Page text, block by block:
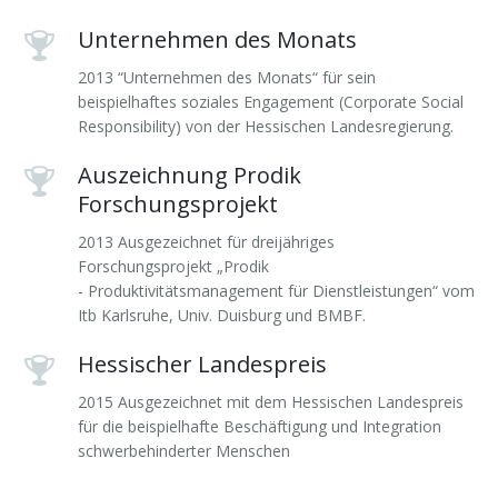
Unternehmen des Monats
2013 “Unternehmen des Monats“ für sein
beispielhaftes soziales Engagement (Corporate Social
Responsibility) von der Hessischen Landesregierung.
Auszeichnung Prodik
Forschungsprojekt
2013 Ausgezeichnet für dreijähriges
Forschungsprojekt „Prodik
- Produktivitätsmanagement für Dienstleistungen“ vom
Itb Karlsruhe, Univ. Duisburg und BMBF.
Hessischer Landespreis
2015 Ausgezeichnet mit dem Hessischen Landespreis
für die beispielhafte Beschäftigung und Integration
schwerbehinderter Menschen